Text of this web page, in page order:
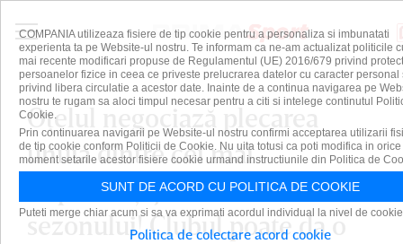
Oţelul negociază plecarea
unuia dintre cei mai
importanţi jucători ai
sezonului! Clubul poate da o
COMPANIA utilizeaza fisiere de tip cookie pentru a personaliza si imbunatati
experienta ta pe Website-ul nostru. Te informam ca ne-am actualizat politicile
mai recente modificari propuse de Regulamentul (UE) 2016/679 privind
persoanelor fizice in ceea ce priveste prelucrarea datelor cu caracter personal
privind libera circulatie a acestor date. Inainte de a continua navigarea pe
nostru te rugam sa aloci timpul necesar pentru a citi si intelege continutul
Cookie.
Prin continuarea navigarii pe Website-ul nostru confirmi acceptarea utilizarii
de tip cookie conform Politicii de Cookie. Nu uita totusi ca poti modifica in orice
moment setarile acestor fisiere cookie urmand instructiunile din Politica de
SUNT DE ACORD CU POLITICA DE COOKIE
Puteti merge chiar acum si sa va exprimati acordul individual la nivel de
Politica de colectare acord cookie